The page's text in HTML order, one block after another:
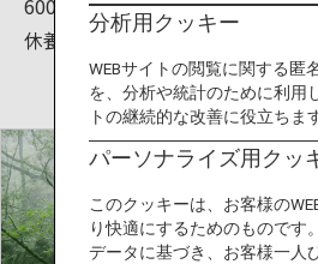
休養林です。
分析用クッキー
WEBサイトの閲覧に関する匿
を、分析や統計のために利用
トの継続的な改善に役立ちま
パーソナライズ用クッ
このクッキーは、お客様の
り快適にするためのものです
データに基づき、お客様一人